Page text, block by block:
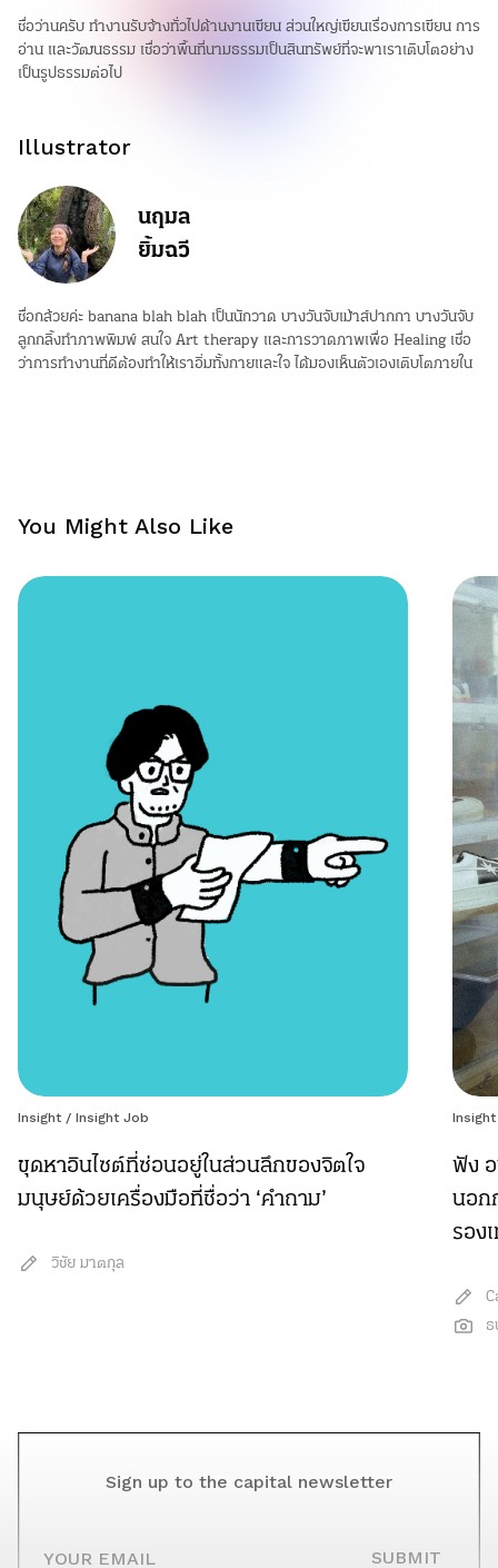
ชื่อว่านครับ ทำงานรับจ้างทั่วไปด้านงานเขียน ส่วนใหญ่เขียนเรื่องการเขียน การ
อ่าน และวัฒนธรรม เชื่อว่าพื้นที่นามธรรมเป็นสินทรัพย์ที่จะพาเราเติบโตอย่าง
เป็นรูปธรรมต่อไป
Illustrator
นฤมล
ยิ้มฉวี
ชื่อกล้วยค่ะ banana blah blah เป็นนักวาด บางวันจับเม้าส์ปากกา บางวันจับ
ลูกกลิ้งทำภาพพิมพ์ สนใจ Art therapy และการวาดภาพเพื่อ Healing เชื่อ
ว่าการทำงานที่ดีต้องทำให้เราอิ่มทั้งกายและใจ ได้มองเห็นตัวเองเติบโตภายใน
You Might Also Like
Insight / Insight Job
ขุดหาอินไซต์ที่ซ่อนอยู่ในส่วนลึกของจิตใจ
มนุษย์ด้วยเครื่องมือที่ชื่อว่า ‘คำถาม’
วิชัย มาตกุล
Insight
ฟัง
นอก
รอง
Sign up to the capital newsletter
SUBMIT